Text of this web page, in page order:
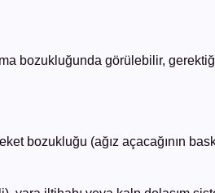
bozukluğunda görülebilir,
bozukluğu (ağız açacağının